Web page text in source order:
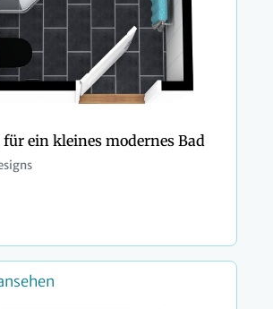
ein kleines modernes Bad